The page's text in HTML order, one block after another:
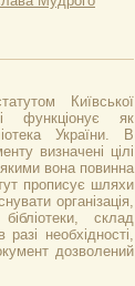
Київської
функціонує як
України. В
визначені цілі
вона повинна
прописує шляхи
організація,
склад
необхідності,
дозволений